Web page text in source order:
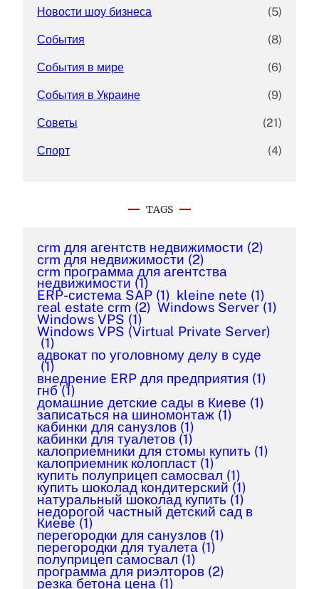
Новости шоу бизнеса (5)
События (8)
События в мире (6)
События в Украине (9)
Советы (21)
Спорт (4)
TAGS
crm для агентств недвижимости (2)
crm для недвижимости (2)
crm программа для агентства
недвижимости (1)
ERP-система SAP (1) kleine nete (1)
real estate crm (2) Windows Server (1)
Windows VPS (1)
Windows VPS (Virtual Private Server)
(1)
адвокат по уголовному делу в суде
(1)
внедрение ERP для предприятия (1)
гнб (1)
домашние детские сады в Киеве (1)
записаться на шиномонтаж (1)
кабинки для санузлов (1)
кабинки для туалетов (1)
калоприемники для стомы купить (1)
калоприемник колопласт (1)
купить полуприцеп самосвал (1)
купить шоколад кондитерский (1)
натуральный шоколад купить (1)
недорогой частный детский сад в
Киеве (1)
перегородки для санузлов (1)
перегородки для туалета (1)
полуприцеп самосвал (1)
программа для риэлторов (2)
резка бетона цена (1)